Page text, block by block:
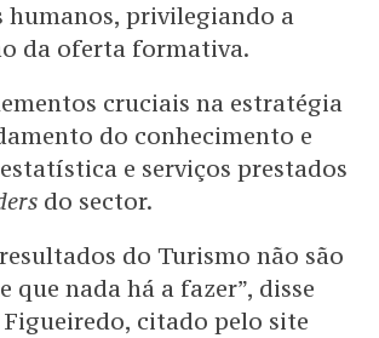
humanos, privilegiando a
da oferta formativa.
cruciais na estratégia
do conhecimento e
e serviços prestados
do sector.
do Turismo não são
que nada há a fazer”, disse
citado pelo site